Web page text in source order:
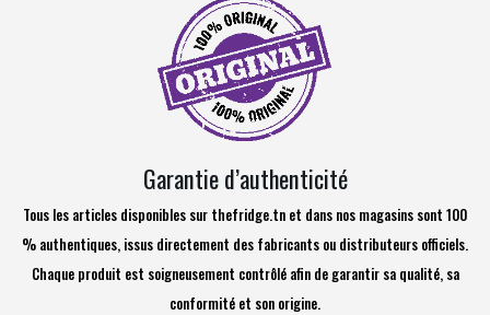
Garantie d’authenticité
Tous les articles disponibles sur thefridge.tn et dans nos magasins sont 100
% authentiques, issus directement des fabricants ou distributeurs officiels.
Chaque produit est soigneusement contrôlé afin de garantir sa qualité, sa
conformité et son origine.